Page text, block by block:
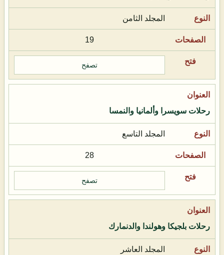
المجلد الثامن
19
تصفح
رحلات سويسرا وألمانيا والنمسا
المجلد التاسع
28
تصفح
رحلات بلجيكا وهولندا والدنمارك
المجلد العاشر